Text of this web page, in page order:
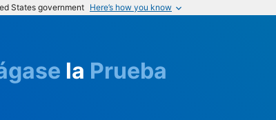
States government Here’s how you know
la Prueba